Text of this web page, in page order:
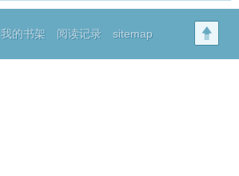
我的书架 阅读记录 sitemap